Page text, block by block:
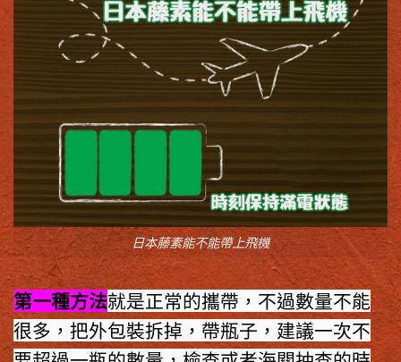
日本藤素能不能帶上飛機
第一種方法就是正常的攜帶，不過數量不能
很多，把外包裝拆掉，帶瓶子，建議一次不